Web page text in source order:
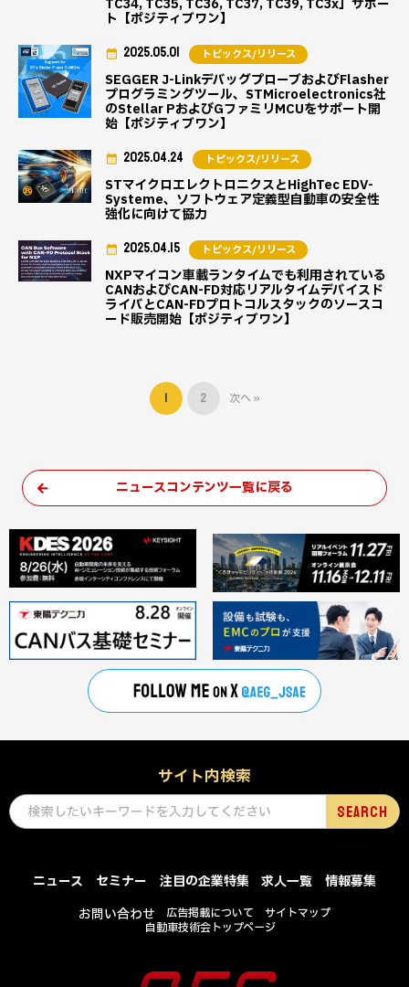
TC34, TC35, TC36, TC37, TC39, TC3x」サポー
ト【ポジティブワン】
SEGGER J-LinkデバッグプローブおよびFlasher
プログラミングツール、STMicroelectronics社
のStellar PおよびGファミリMCUをサポート開
始【ポジティブワン】
2025.05.01 トピックス/リリース
STマイクロエレクトロニクスとHighTec EDV-
Systeme、ソフトウェア定義型自動車の安全性
強化に向けて協力
2025.04.24 トピックス/リリース
NXPマイコン車載ランタイムでも利用されている
CANおよびCAN-FD対応リアルタイムデバイスド
ライバとCAN-FDプロトコルスタックのソースコ
ード販売開始【ポジティブワン】
2025.04.15 トピックス/リリース
1 2 次へ »
ニュースコンテンツ一覧に戻る
サイト内検索
ニュース セミナー 注目の企業特集 求人一覧
情報募集
お問い合わせ
広告掲載について
サイトマップ
自動車技術会トップページ